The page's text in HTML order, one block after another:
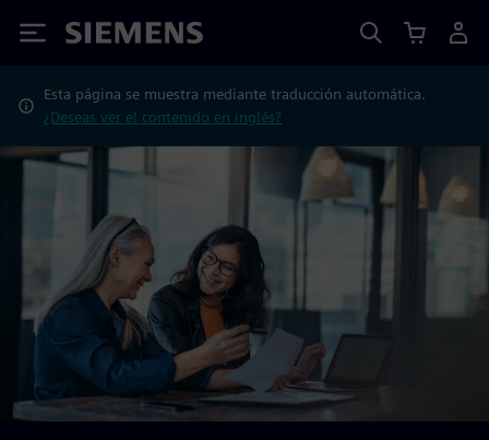
Siemens
Esta página se muestra mediante traducción automática.
¿Deseas ver el contenido en inglés?